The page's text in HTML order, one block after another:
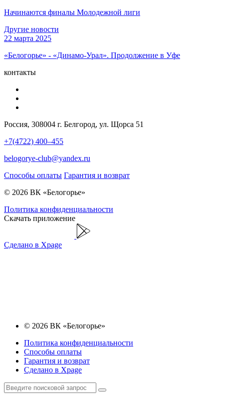
Начинаются финалы Молодежной лиги
Другие новости
22 марта 2025
«Белогорье» - «Динамо-Урал». Продолжение в Уфе
контакты
Россия, 308004 г. Белгород, ул. Щорса 51
+7(4722) 400–455
belogorye-club@yandex.ru
Способы оплаты Гарантия и возврат
© 2026 ВК «Белогорье»
Политика конфиденциальности
Скачать приложение
Сделано в Xpage
© 2026 ВК «Белогорье»
Политика конфиденциальности
Способы оплаты
Гарантия и возврат
Сделано в Xpage